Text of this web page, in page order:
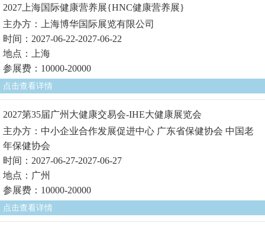
2027上海国际健康营养展{HNC健康营养展}
主办方：上海博华国际展览有限公司
时间：2027-06-22-2027-06-22
地点：上海
参展费：10000-20000
点击查看详情
2027第35届广州大健康交易会-IHE大健康展览会
主办方：中小企业合作发展促进中心 广东省保健协会 中国老
年保健协会
时间：2027-06-27-2027-06-27
地点：广州
参展费：10000-20000
点击查看详情